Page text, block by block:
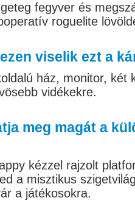
fegyver és
roguelite
viselik ezt a
ház, monitor, két
vidékekre.
meg magát a
kézzel rajzolt
a misztikus
a játékosokra.